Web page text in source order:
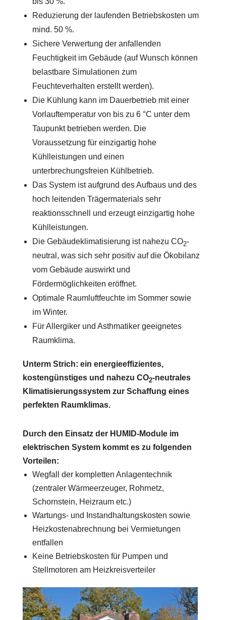
Reduzierung der laufenden Betriebskosten um
mind. 50 %.
Sichere Verwertung der anfallenden
Feuchtigkeit im Gebäude (auf Wunsch können
belastbare Simulationen zum
Feuchteverhalten erstellt werden).
Die Kühlung kann im Dauerbetrieb mit einer
Vorlauftemperatur von bis zu 6 °C unter dem
Taupunkt betrieben werden. Die
Voraussetzung für einzigartig hohe
Kühlleistungen und einen
unterbrechungsfreien Kühlbetrieb.
Das System ist aufgrund des Aufbaus und des
hoch leitenden Trägermaterials sehr
reaktionsschnell und erzeugt einzigartig hohe
Kühlleistungen.
Die Gebäudeklimatisierung ist nahezu CO2-
neutral, was sich sehr positiv auf die Ökobilanz
vom Gebäude auswirkt und
Fördermöglichkeiten eröffnet.
Optimale Raumluftfeuchte im Sommer sowie
im Winter.
Für Allergiker und Asthmatiker geeignetes
Raumklima.
Unterm Strich: ein energieeffizientes,
kostengünstiges und nahezu CO2-neutrales
Klimatisierungssystem zur Schaffung eines
perfekten Raumklimas.
Durch den Einsatz der HUMID-Module im
elektrischen System kommt es zu folgenden
Vorteilen:
Wegfall der kompletten Anlagentechnik
(zentraler Wärmeerzeuger, Rohrnetz,
Schornstein, Heizraum etc.)
Wartungs- und Instandhaltungskosten sowie
Heizkostenabrechnung bei Vermietungen
entfallen
Keine Betriebskosten für Pumpen und
Stellmotoren am Heizkreisverteiler